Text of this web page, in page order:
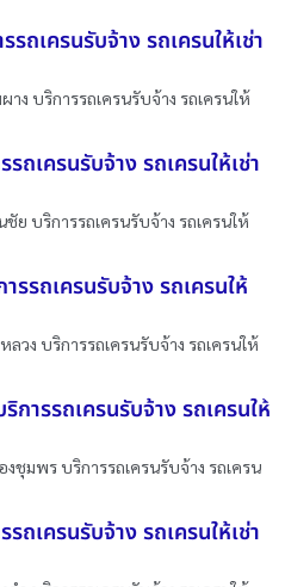
ถเครนรับจ้าง รถเครนให้เช่า
ง บริการรถเครนรับจ้าง รถเครนให้
ถเครนรับจ้าง รถเครนให้เช่า
ย บริการรถเครนรับจ้าง รถเครนให้
รรถเครนรับจ้าง รถเครนให้
วง บริการรถเครนรับจ้าง รถเครนให้
การรถเครนรับจ้าง รถเครนให้
งชุมพร บริการรถเครนรับจ้าง รถเครน
ถเครนรับจ้าง รถเครนให้เช่า